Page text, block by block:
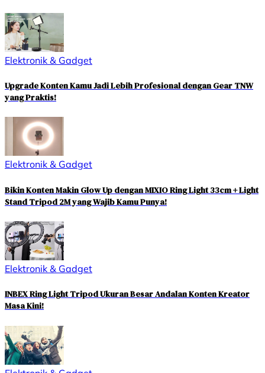
Elektronik & Gadget
Upgrade Konten Kamu Jadi Lebih Profesional dengan Gear TNW
yang Praktis!
Elektronik & Gadget
Bikin Konten Makin Glow Up dengan MIXIO Ring Light 33cm + Light
Stand Tripod 2M yang Wajib Kamu Punya!
Elektronik & Gadget
INBEX Ring Light Tripod Ukuran Besar Andalan Konten Kreator
Masa Kini!